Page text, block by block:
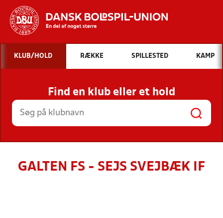
Hvad vil du søge efter?
INDHOLD OG NYHEDER
STILLINGER, RESULTATER, KLUBBER OG
HOLD
KLUB/HOLD RÆKKE SPILLESTED KAMP
Find en klub eller et hold
GALTEN FS - SEJS SVEJBÆK IF